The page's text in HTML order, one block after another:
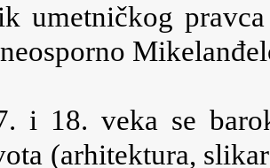
umetničkog
i 18. veka se
(arhitektura,